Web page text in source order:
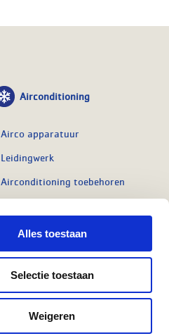
Alles toestaan
Selectie toestaan
Weigeren
Airconditioning
Airco apparatuur
Leidingwerk
Airconditioning toebehoren
Regelapparatuur
Alle koeling